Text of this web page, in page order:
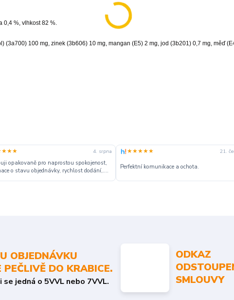
0,4 %, vlhkost 82 %.
(3a700) 100 mg, zinek (3b606) 10 mg, mangan (E5) 2 mg, jod (3b201) 0,7 mg, měď
4. srpna
opakovaně pro naprostou spokojenost,
o stavu objednávky, rychlost dodání,....
★★★★★ 21.
Perfektní komunikace a ochota.
OBJEDNÁVKU
PEČLIVĚ DO KRABICE.
se jedná o 5VVL nebo 7VVL.
ODKAZ
SMLOUVY